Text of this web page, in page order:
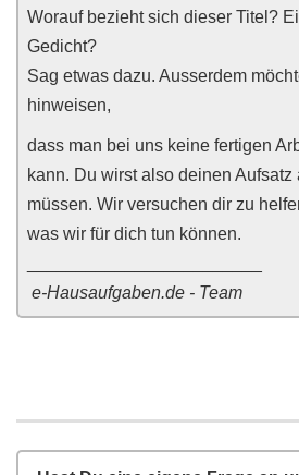
Worauf bezieht sich dieser Titel?
Gedicht?
Sag etwas dazu. Ausserdem
hinweisen,
dass man bei uns keine fertigen
kann. Du wirst also deinen
müssen. Wir versuchen dir zu
was wir für dich tun können.
e-Hausaufgaben.de - Team